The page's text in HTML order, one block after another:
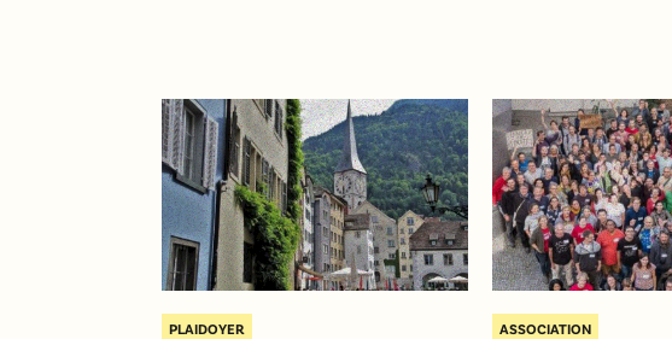
PLAIDOYER ASSOCIATION